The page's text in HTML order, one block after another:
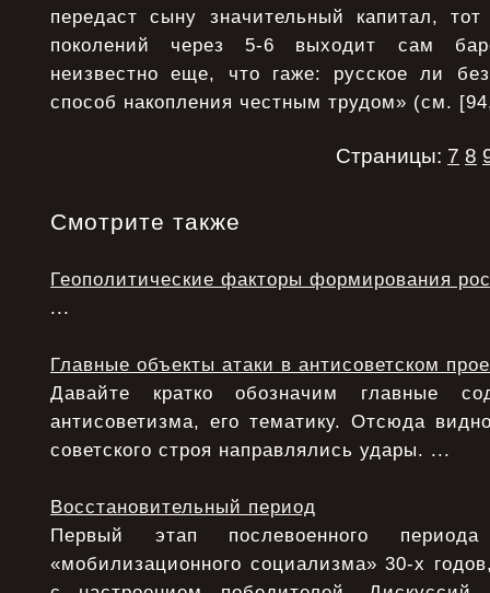
передаст сыну значительный капитал,
поколений через 5-6 выходит сам
неизвестно еще, что гаже: русское ли
способ накопления честным трудом» (см.
Страницы: 7 8
Смотрите также
Геополитические факторы формирования
...
Главные объекты атаки в антисоветском
Давайте кратко обозначим главные
антисоветизма, его тематику. Отсюда
советского строя направлялись удары. ...
Восстановительный период
Первый этап послевоенного
«мобилизационного социализма» 30-х